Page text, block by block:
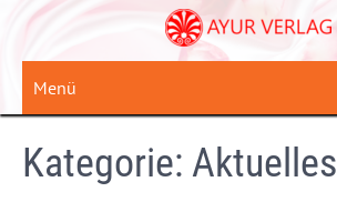
Zum
springenMenü
Kategorie: Aktuelles